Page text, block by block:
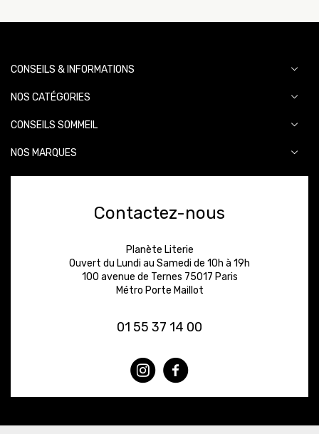
CONSEILS & INFORMATIONS
NOS CATÉGORIES
CONSEILS SOMMEIL
NOS MARQUES
Contactez-nous
Planète Literie
Ouvert du Lundi au Samedi de 10h à 19h
100 avenue de Ternes 75017 Paris
Métro Porte Maillot
01 55 37 14 00